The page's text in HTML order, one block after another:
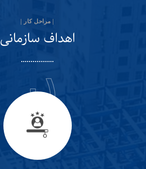
| مراحل کار |
اهداف سازمانی
٠١